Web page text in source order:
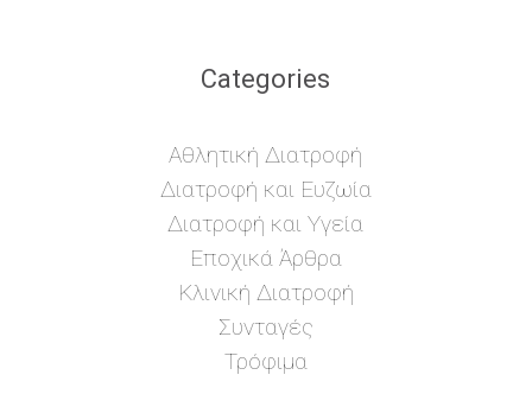
Categories
Αθλητική Διατροφή
Διατροφή και Ευζωία
Διατροφή και Υγεία
Εποχικά Άρθρα
Κλινική Διατροφή
Συνταγές
Τρόφιμα